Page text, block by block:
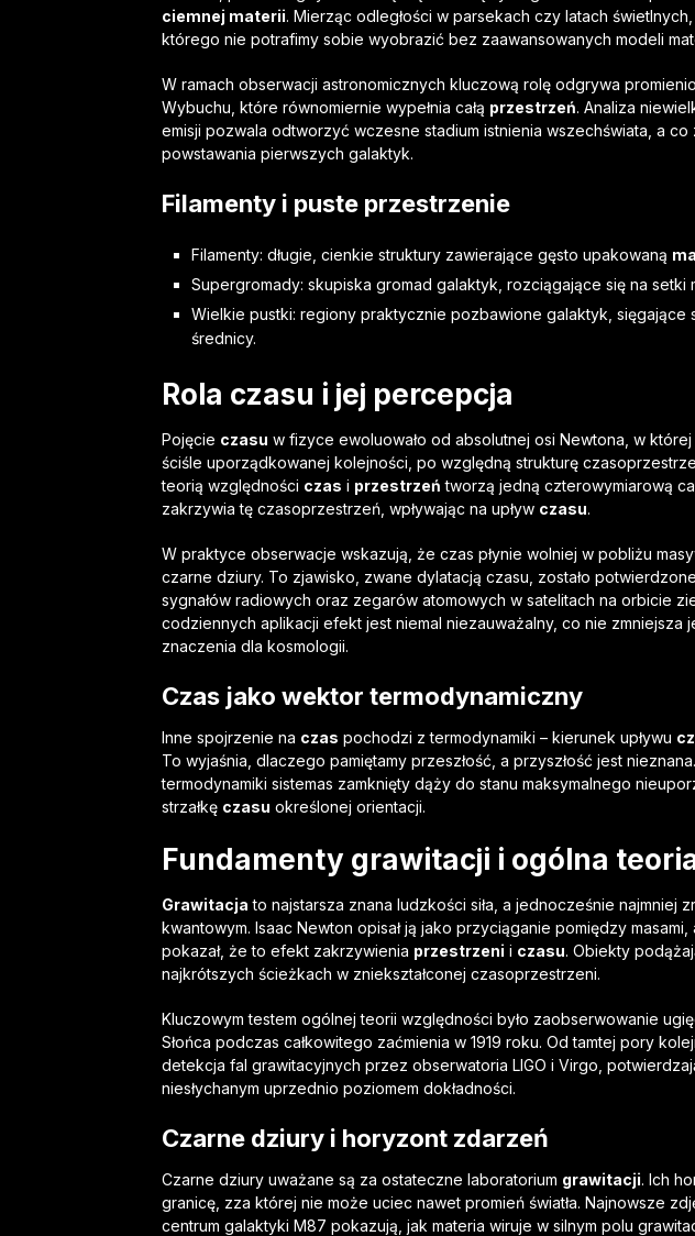
ciemnej materii. Mierząc odległości w parsekach czy latach
którego nie potrafimy sobie wyobrazić bez zaawansowanych modeli
W ramach obserwacji astronomicznych kluczową rolę odgrywa
Wybuchu, które równomiernie wypełnia całą przestrzeń. Analiza
emisji pozwala odtworzyć wczesne stadium istnienia wszechświata, a
powstawania pierwszych galaktyk.
Filamenty i puste przestrzenie
Filamenty: długie, cienkie struktury zawierające gęsto upakowaną
Supergromady: skupiska gromad galaktyk, rozciągające się na setki
Wielkie pustki: regiony praktycznie pozbawione galaktyk, sięgające
średnicy.
Rola czasu i jej percepcja
Pojęcie czasu w fizyce ewoluowało od absolutnej osi Newtona, w
ściśle uporządkowanej kolejności, po względną strukturę
teorią względności czas i przestrzeń tworzą jedną czterowymiarową
zakrzywia tę czasoprzestrzeń, wpływając na upływ czasu.
W praktyce obserwacje wskazują, że czas płynie wolniej w pobliżu
czarne dziury. To zjawisko, zwane dylatacją czasu, zostało
sygnałów radiowych oraz zegarów atomowych w satelitach na orbicie
codziennych aplikacji efekt jest niemal niezauważalny, co nie zmniejsza
znaczenia dla kosmologii.
Czas jako wektor termodynamiczny
Inne spojrzenie na czas pochodzi z termodynamiki – kierunek upływu
To wyjaśnia, dlaczego pamiętamy przeszłość, a przyszłość jest
termodynamiki sistemas zamknięty dąży do stanu maksymalnego
strzałkę czasu określonej orientacji.
Fundamenty grawitacji i ogólna
Grawitacja to najstarsza znana ludzkości siła, a jednocześnie najmniej
kwantowym. Isaac Newton opisał ją jako przyciąganie pomiędzy
pokazał, że to efekt zakrzywienia przestrzeni i czasu. Obiekty
najkrótszych ścieżkach w zniekształconej czasoprzestrzeni.
Kluczowym testem ogólnej teorii względności było zaobserwowanie
Słońca podczas całkowitego zaćmienia w 1919 roku. Od tamtej pory
detekcja fal grawitacyjnych przez obserwatoria LIGO i Virgo,
niesłychanym uprzednio poziomem dokładności.
Czarne dziury i horyzont zdarzeń
Czarne dziury uważane są za ostateczne laboratorium grawitacji. Ich
granicę, zza której nie może uciec nawet promień światła. Najnowsze
centrum galaktyki M87 pokazują, jak materia wiruje w silnym polu